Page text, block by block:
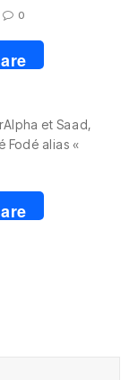
0
et Saad,
Fodé alias «